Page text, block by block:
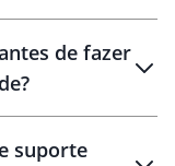
48 horas
de fazer
suporte